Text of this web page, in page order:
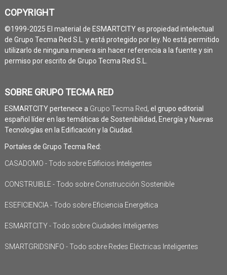
COPYRIGHT
©1999-2025 El material de ESMARTCITY es propiedad intelectual
de Grupo Tecma Red S.L. y está protegido por ley. No está permitido
utilizarlo de ninguna manera sin hacer referencia a la fuente y sin
permiso por escrito de Grupo Tecma Red S.L.
SOBRE GRUPO TECMA RED
ESMARTCITY pertenece a Grupo Tecma Red, el grupo editorial
español líder en las temáticas de Sostenibilidad, Energía y Nuevas
Tecnologías en la Edificación y la Ciudad.
Portales de Grupo Tecma Red:
CASADOMO - Todo sobre Edificios Inteligentes
CONSTRUIBLE - Todo sobre Construcción Sostenible
ESEFICIENCIA - Todo sobre Eficiencia Energética
ESMARTCITY - Todo sobre Ciudades Inteligentes
SMARTGRIDSINFO - Todo sobre Redes Eléctricas Inteligentes